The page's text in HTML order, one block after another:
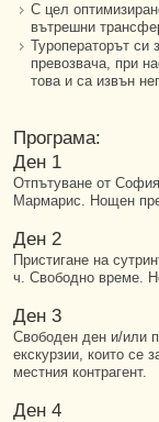
С цел
вътрешни
Туроператорът си
превозвача, при
това и са извън
Програма:
Ден 1
Отпътуване от
Мармарис. Нощен
Ден 2
Пристигане на
ч. Свободно време.
Ден 3
Свободен ден и/или
екскурзии, които се
местния контрагент.
Ден 4